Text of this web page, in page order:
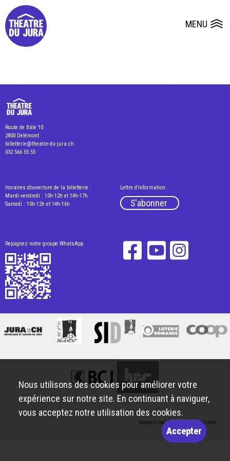
MENU
Presse
Salles
Dépôts de dossiers
Route de Bâle 10
2800 Delémont
billetterie@theatre-du-jura.ch
032 566 55 55
Horaires d’ouverture de la billetterie :
Mardi-vendredi : 10h-12h et 14h-17h
Samedi : 10h-12h et 14h-16h
Lettre d’information
S'abonner
Rejoignez notre groupe WhatsApp
Imaginé et conçu par Giorgianni & Moeschler
Nous utilisons des cookies pour améliorer votre
expérience sur notre site. En continuant à naviguer,
vous acceptez notre utilisation des cookies.
Accepter